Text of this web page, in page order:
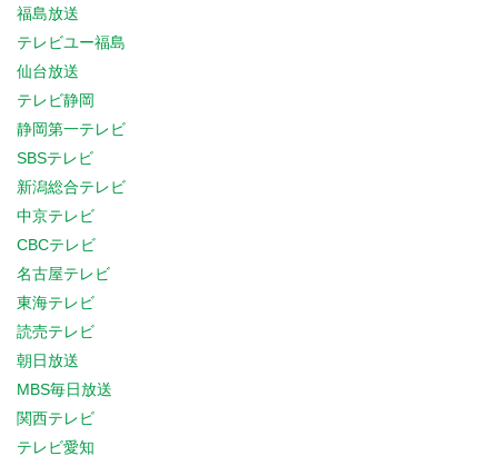
福島放送
テレビユー福島
仙台放送
テレビ静岡
静岡第一テレビ
SBSテレビ
新潟総合テレビ
中京テレビ
CBCテレビ
名古屋テレビ
東海テレビ
読売テレビ
朝日放送
MBS毎日放送
関西テレビ
テレビ愛知